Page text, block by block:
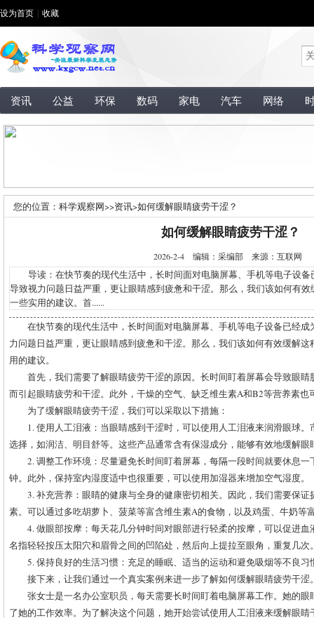
设为首页 收藏
资讯 公益 环保 数码 家电 汽车 网络
您的位置： 科学观察网>>资讯>如何缓解眼睛疲劳干涩？
如何缓解眼睛疲劳干涩？
2026-2-4 编辑：采编部 来源：互联网
导读：在快节奏的现代生活中，长时间面对电脑屏幕、手机等电子设备
导致视力问题日益严重，更让眼睛感到疲惫和干涩。那么，我们该如何有
一些实用的建议。首......
在快节奏的现代生活中，长时间面对电脑屏幕、手机等电子设备已经
力问题日益严重，更让眼睛感到疲惫和干涩。那么，我们该如何有效缓解
用的建议。
首先，我们需要了解眼睛疲劳干涩的原因。长时间盯着屏幕会导致眼
而引起眼睛疲劳和干涩。此外，干燥的空气、缺乏维生素A和B2等营养素也
为了缓解眼睛疲劳干涩，我们可以采取以下措施：
1. 使用人工泪液：当眼睛感到干涩时，可以使用人工泪液来润滑眼球
选择，如润洁、明目舒等。这些产品通常含有保湿成分，能够有效地缓解眼
2. 调整工作环境：尽量避免长时间盯着屏幕，每隔一段时间就要休息
钟。此外，保持室内湿度适中也很重要，可以使用加湿器来增加空气湿度。
3. 补充营养：眼睛的健康与全身的健康密切相关。因此，我们需要保
素。可以通过多吃胡萝卜、菠菜等富含维生素A的食物，以及鸡蛋、牛奶等
4. 做眼部按摩：每天花几分钟时间对眼部进行轻柔的按摩，可以促进
名指轻轻按压太阳穴和眉骨之间的凹陷处，然后向上提拉至眼角，重复几次
5. 保持良好的生活习惯：充足的睡眠、适当的运动和避免吸烟等不良
接下来，让我们通过一个真实案例来进一步了解如何缓解眼睛疲劳干涩
张女士是一名办公室职员，每天需要长时间盯着电脑屏幕工作。她的
了她的工作效率。为了解决这个问题，她开始尝试使用人工泪液来缓解眼